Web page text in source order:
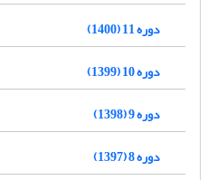
دوره 11 (1400)
دوره 10 (1399)
دوره 9 (1398)
دوره 8 (1397)